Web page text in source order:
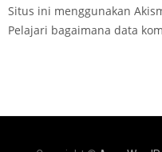
Situs ini menggunakan
Pelajari bagaimana data